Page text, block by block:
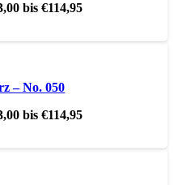
bis €114,95
– No. 050
bis €114,95